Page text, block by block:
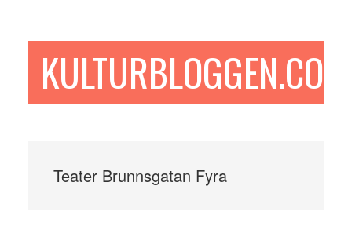
sidofältetKULTURBLOGGEN.COM
Teater Brunnsgatan Fyra